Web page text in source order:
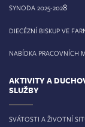
SYNODA 2025-2028
DIECÉZNÍ BISKUP VE
NABÍDKA PRACOVNÍCH
AKTIVITY A
SLUŽBY
SVÁTOSTI A ŽIVOTNÍ